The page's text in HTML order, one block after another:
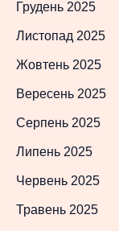
Грудень 2025
Листопад 2025
Жовтень 2025
Вересень 2025
Серпень 2025
Липень 2025
Червень 2025
Травень 2025